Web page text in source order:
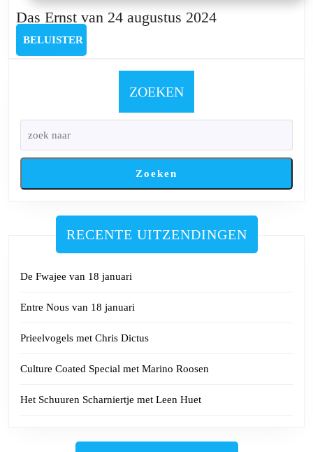
Das Ernst van 24 augustus 2024Das
BELUISTER
ZOEKEN
Zoeken
RECENTE UITZENDINGEN
De Fwajee van 18 januari
Entre Nous van 18 januari
Prieelvogels met Chris Dictus
Culture Coated Special met Marino Roosen
Het Schuuren Scharniertje met Leen Huet